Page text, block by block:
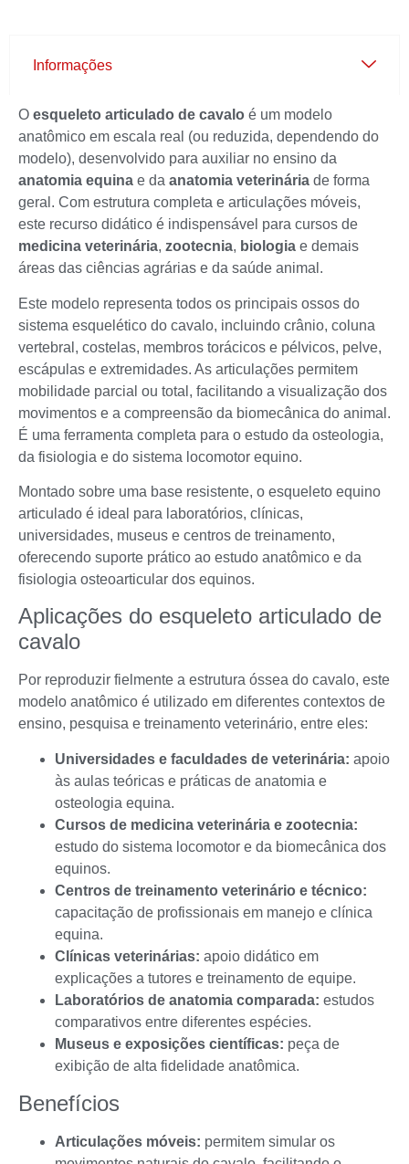
Informações
O esqueleto articulado de cavalo é um modelo
anatômico em escala real (ou reduzida, dependendo do
modelo), desenvolvido para auxiliar no ensino da
anatomia equina e da anatomia veterinária de forma
geral. Com estrutura completa e articulações móveis,
este recurso didático é indispensável para cursos de
medicina veterinária, zootecnia, biologia e demais
áreas das ciências agrárias e da saúde animal.
Este modelo representa todos os principais ossos do
sistema esquelético do cavalo, incluindo crânio, coluna
vertebral, costelas, membros torácicos e pélvicos, pelve,
escápulas e extremidades. As articulações permitem
mobilidade parcial ou total, facilitando a visualização dos
movimentos e a compreensão da biomecânica do animal.
É uma ferramenta completa para o estudo da osteologia,
da fisiologia e do sistema locomotor equino.
Montado sobre uma base resistente, o esqueleto equino
articulado é ideal para laboratórios, clínicas,
universidades, museus e centros de treinamento,
oferecendo suporte prático ao estudo anatômico e da
fisiologia osteoarticular dos equinos.
Aplicações do esqueleto articulado de
cavalo
Por reproduzir fielmente a estrutura óssea do cavalo, este
modelo anatômico é utilizado em diferentes contextos de
ensino, pesquisa e treinamento veterinário, entre eles:
Universidades e faculdades de veterinária: apoio
às aulas teóricas e práticas de anatomia e
osteologia equina.
Cursos de medicina veterinária e zootecnia:
estudo do sistema locomotor e da biomecânica dos
equinos.
Centros de treinamento veterinário e técnico:
capacitação de profissionais em manejo e clínica
equina.
Clínicas veterinárias: apoio didático em
explicações a tutores e treinamento de equipe.
Laboratórios de anatomia comparada: estudos
comparativos entre diferentes espécies.
Museus e exposições científicas: peça de
exibição de alta fidelidade anatômica.
Benefícios
Articulações móveis: permitem simular os